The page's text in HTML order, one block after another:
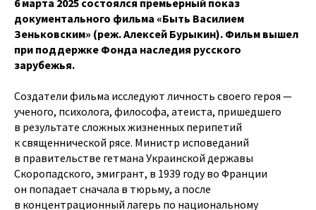
документального фильма «Быть Василием
Зеньковским» (реж. Алексей Бурыкин). Фильм вышел
при поддержке Фонда наследия русского
зарубежья.
Создатели фильма исследуют личность своего героя —
ученого, психолога, философа, атеиста, пришедшего
в результате сложных жизненных перипетий
к священнической рясе. Министр исповеданий
в правительстве гетмана Украинской державы
Скоропадского, эмигрант, в 1939 году во Франции
он попадает сначала в тюрьму, а после
в концентрационный лагерь по национальному